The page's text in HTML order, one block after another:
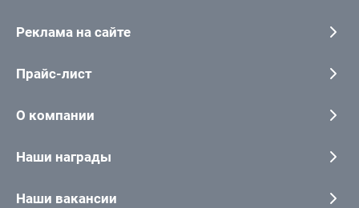
Реклама на сайте
Прайс-лист
О компании
Наши награды
Наши вакансии